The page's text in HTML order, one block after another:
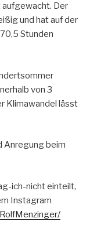
Der
und hat auf der
Stunden
von 3
Klimawandel lässt
Anregung beim
ich-nicht einteilt,
Instagram